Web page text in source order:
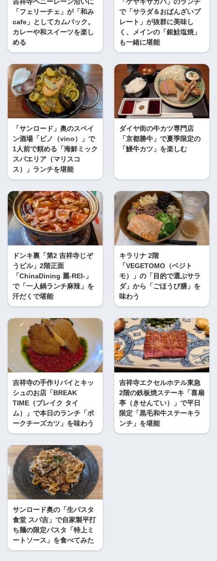
「フェリーチェ」が「和み
cafe」としてカムバック。
カレーや和スイーツを楽し
める
で「サラダ＆おばんざいプ
レート」が抜群に美味し
く、メインの「銀鮭塩焼」
も一緒に堪能
「サンロード」奥のスペイ
ン酒場「ビノ（vino）」で
1人前で頼める「海鮮ミック
スパエリア（マリスコ
ス）」ランチを堪能
ダイヤ街の牛カツ専門店
「京都勝牛」で夏季限定の
「鰻牛カツ」を楽しむ
ドンキ裏「第2 吉祥寺じぞ
うビル」2階正面
「ChinaDining 麗-REI-」
で「一人鍋ランチ麻辣」を
汗だくで堪能
キラリナ 2階
「VEGETOMO（ベジト
モ）」の「目的で選ぶサラ
ダ」から「ごほうび膳」を
味わう
吉祥寺の手作りパイとキッ
シュのお店「BREAK
TIME（ブレイク タイ
ム）」で本日のランチ「ポ
ークチーズカツ」を味わう
吉祥寺エクセルホテル東急
2階の鉄板焼ステーキ「喜扇
亭（きせんてい）」で平日
限定「黒毛和牛ステーキラ
ンチ」を堪能
サンロード奥の「生パスタ
食堂 スパ吉」で自家製平打
ち麺の限定パスタ「特上ミ
ートソース」を食べてみた